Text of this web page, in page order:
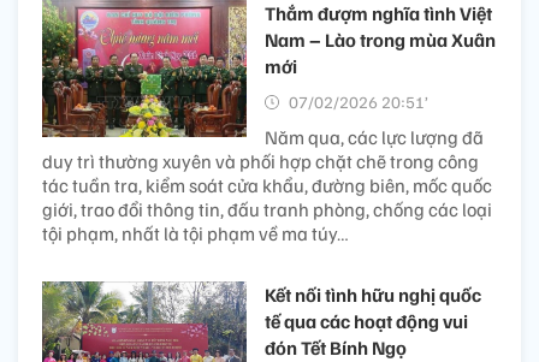
Thắm đượm nghĩa tình Việt
Nam – Lào trong mùa Xuân
mới
07/02/2026 20:51’
Năm qua, các lực lượng đã
duy trì thường xuyên và phối hợp chặt chẽ trong công
tác tuần tra, kiểm soát cửa khẩu, đường biên, mốc quốc
giới, trao đổi thông tin, đấu tranh phòng, chống các loại
tội phạm, nhất là tội phạm về ma túy…
Kết nối tình hữu nghị quốc
tế qua các hoạt động vui
đón Tết Bính Ngọ